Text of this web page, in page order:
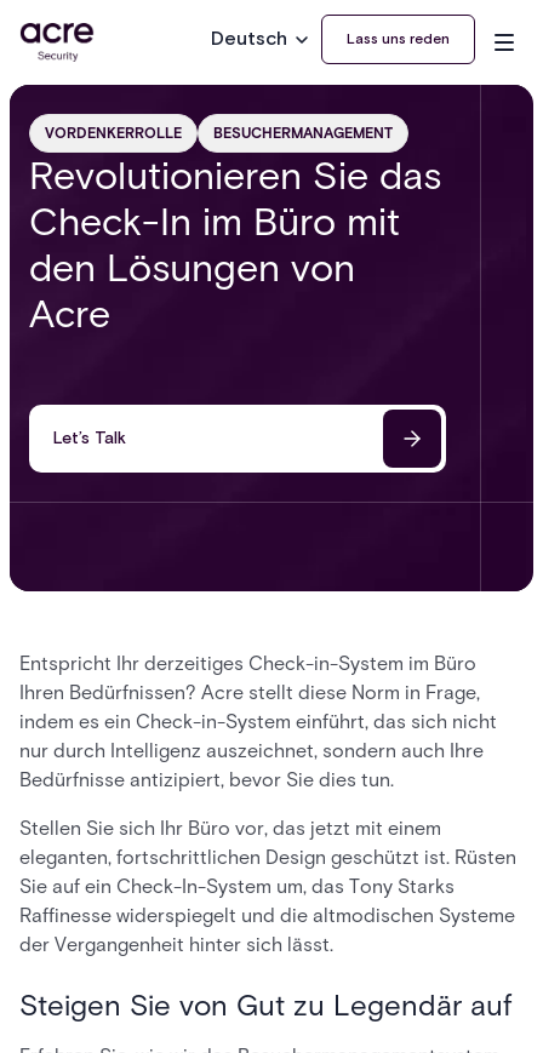
Deutsch Lass uns reden
VORDENKERROLLE BESUCHERMANAGEMENT
Revolutionieren Sie das
Check-In im Büro mit
den Lösungen von
Acre
Let’s Talk
Entspricht Ihr derzeitiges Check-in-System im Büro
Ihren Bedürfnissen? Acre stellt diese Norm in Frage,
indem es ein Check-in-System einführt, das sich nicht
nur durch Intelligenz auszeichnet, sondern auch Ihre
Bedürfnisse antizipiert, bevor Sie dies tun.
Stellen Sie sich Ihr Büro vor, das jetzt mit einem
eleganten, fortschrittlichen Design geschützt ist. Rüsten
Sie auf ein Check-In-System um, das Tony Starks
Raffinesse widerspiegelt und die altmodischen Systeme
der Vergangenheit hinter sich lässt.
Steigen Sie von Gut zu Legendär auf